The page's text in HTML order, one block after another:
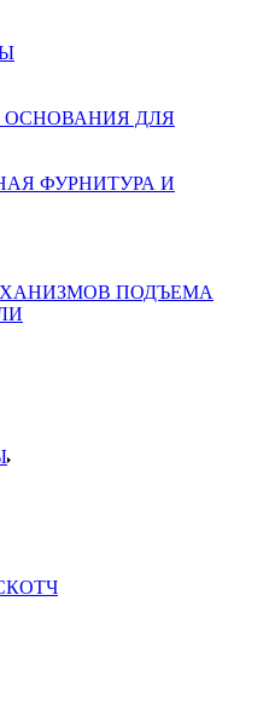
ОСНОВАНИЯ ДЛЯ
ФУРНИТУРА И
ПОДЪЕМА